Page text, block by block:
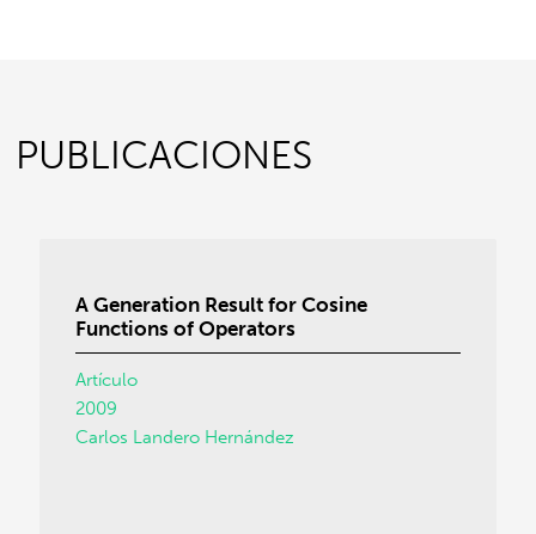
PUBLICACIONES
A Generation Result for Cosine
Functions of Operators
Artículo
2009
Carlos Landero Hernández